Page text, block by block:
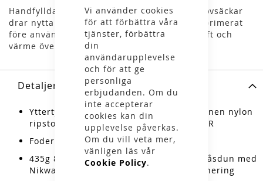
Vi använder cookies
för att förbättra våra
tjänster, förbättra
din
användarupplevelse
och för att ge
personliga
erbjudanden. Om du
inte accepterar
cookies kan din
upplevelse påverkas.
Om du vill veta mer,
vänligen läs vår
Cookie Policy.
Handfyllda i Storbritannien, alla RABs dunsovsäckar
drar nytta av att aldrig ha fått sitt dun komprimerat
före användning, vilket bibehåller dunets loft och
värme över tid bättre.
Detaljer
Yttertyg: 20D Pertex® Quantum återvunnen nylon
ripstop (38g/m2) med fluorkarbonfri DWR
Foder: 20D återvunnen nylon (38g/m
435g 800FP RDS-certifierat europeiskt gåsdun med
Nikwax fluorkarbonfri hydrofob impregnering